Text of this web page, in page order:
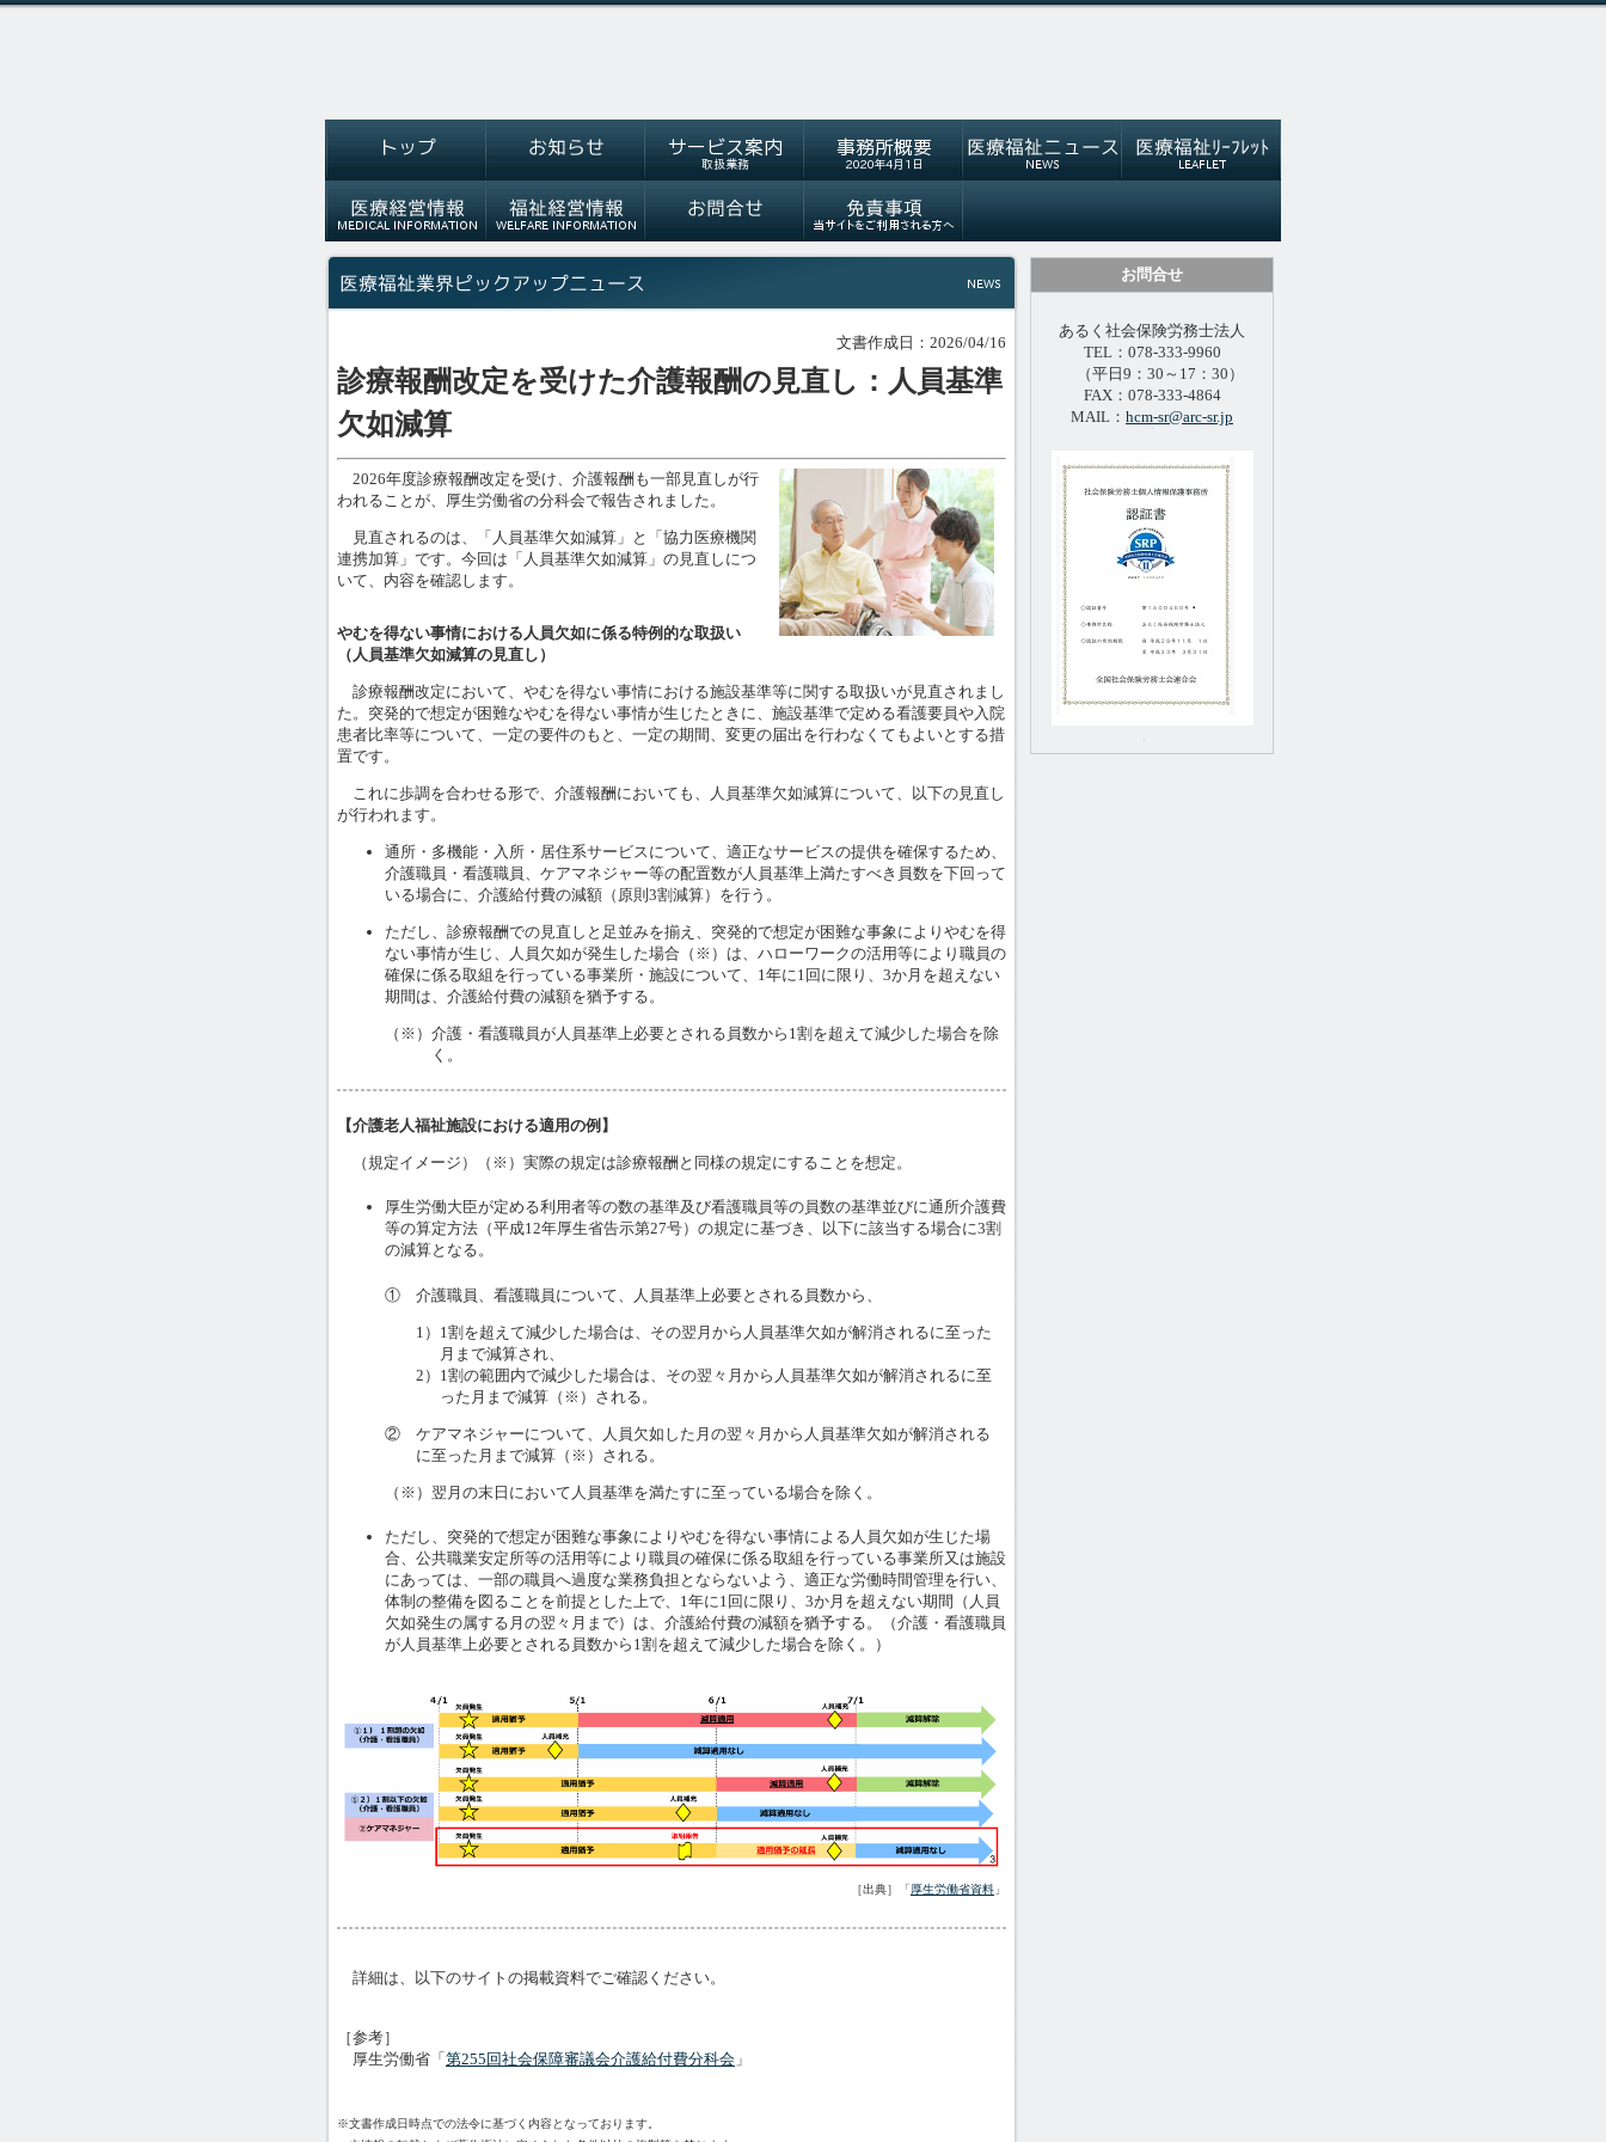
文書作成日：2026/04/16
診療報酬改定を受けた介護報酬の見直し：人員基準
欠如減算
2026年度診療報酬改定を受け、介護報酬も一部見直しが行
われることが、厚生労働省の分科会で報告されました。
見直されるのは、「人員基準欠如減算」と「協力医療機関
連携加算」です。今回は「人員基準欠如減算」の見直しにつ
いて、内容を確認します。
やむを得ない事情における人員欠如に係る特例的な取扱い
（人員基準欠如減算の見直し）
診療報酬改定において、やむを得ない事情における施設基準等に関する取扱いが見直されまし
た。突発的で想定が困難なやむを得ない事情が生じたときに、施設基準で定める看護要員や入院
患者比率等について、一定の要件のもと、一定の期間、変更の届出を行わなくてもよいとする措
置です。
これに歩調を合わせる形で、介護報酬においても、人員基準欠如減算について、以下の見直し
が行われます。
通所・多機能・入所・居住系サービスについて、適正なサービスの提供を確保するため、
介護職員・看護職員、ケアマネジャー等の配置数が人員基準上満たすべき員数を下回って
いる場合に、介護給付費の減額（原則3割減算）を行う。
ただし、診療報酬での見直しと足並みを揃え、突発的で想定が困難な事象によりやむを得
ない事情が生じ、人員欠如が発生した場合（※）は、ハローワークの活用等により職員の
確保に係る取組を行っている事業所・施設について、1年に1回に限り、3か月を超えない
期間は、介護給付費の減額を猶予する。
（※）介護・看護職員が人員基準上必要とされる員数から1割を超えて減少した場合を除
く。
【介護老人福祉施設における適用の例】
（規定イメージ）（※）実際の規定は診療報酬と同様の規定にすることを想定。
厚生労働大臣が定める利用者等の数の基準及び看護職員等の員数の基準並びに通所介護費
等の算定方法（平成12年厚生省告示第27号）の規定に基づき、以下に該当する場合に3割
の減算となる。
① 介護職員、看護職員について、人員基準上必要とされる員数から、
1）1割を超えて減少した場合は、その翌月から人員基準欠如が解消されるに至った
月まで減算され、
2）1割の範囲内で減少した場合は、その翌々月から人員基準欠如が解消されるに至
った月まで減算（※）される。
② ケアマネジャーについて、人員欠如した月の翌々月から人員基準欠如が解消される
に至った月まで減算（※）される。
（※）翌月の末日において人員基準を満たすに至っている場合を除く。
ただし、突発的で想定が困難な事象によりやむを得ない事情による人員欠如が生じた場
合、公共職業安定所等の活用等により職員の確保に係る取組を行っている事業所又は施設
にあっては、一部の職員へ過度な業務負担とならないよう、適正な労働時間管理を行い、
体制の整備を図ることを前提とした上で、1年に1回に限り、3か月を超えない期間（人員
欠如発生の属する月の翌々月まで）は、介護給付費の減額を猶予する。（介護・看護職員
が人員基準上必要とされる員数から1割を超えて減少した場合を除く。）
［出典］「厚生労働省資料 」
詳細は、以下のサイトの掲載資料でご確認ください。
［参考］
厚生労働省「第255回社会保障審議会介護給付費分科会 」
※文書作成日時点での法令に基づく内容となっております。
お問合せ
あるく社会保険労務士法人
TEL：078-333-9960
（平日9：30～17：30）
FAX：078-333-4864
MAIL： hcm-sr@arc-sr.jp